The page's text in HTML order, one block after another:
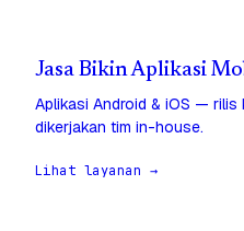
Jasa Bikin Aplikasi
Aplikasi Android & iOS — rilis
dikerjakan tim in-house.
Lihat layanan →